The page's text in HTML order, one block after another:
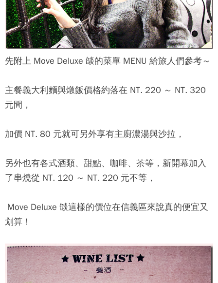
先附上 Move Deluxe 燄的菜單 MENU 給旅人們參考～
主餐義大利麵與燉飯價格約落在 NT. 220 ～ NT. 320
元間，
加價 NT. 80 元就可另外享有主廚濃湯與沙拉，
另外也有各式酒類、甜點、咖啡、茶等，新開幕加入
了串燒從 NT. 120 ～ NT. 220 元不等，
Move Deluxe 燄這樣的價位在信義區來說真的便宜又
划算！